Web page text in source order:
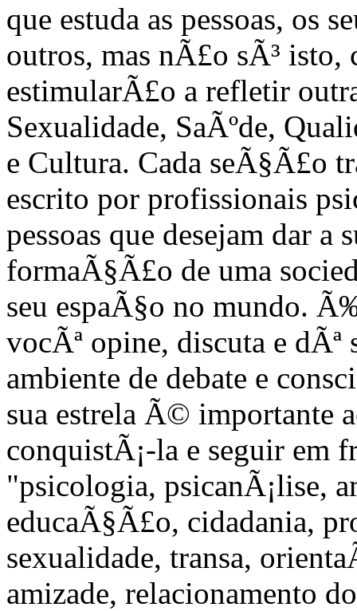
que estuda as pessoas, os
outros, mas nÃ£o sÃ³
estimularÃ£o a refletir
Sexualidade, SaÃºde,
e Cultura. Cada seÃ§Ã£o
escrito por profissionais
pessoas que desejam dar
formaÃ§Ã£o de uma
seu espaÃ§o no mundo.
vocÃª opine, discuta e
ambiente de debate e
sua estrela Ã© importante
conquistÃ¡-la e seguir em
"psicologia, psicanÃ¡lise,
educaÃ§Ã£o, cidadania,
sexualidade, transa,
amizade, relacionamento